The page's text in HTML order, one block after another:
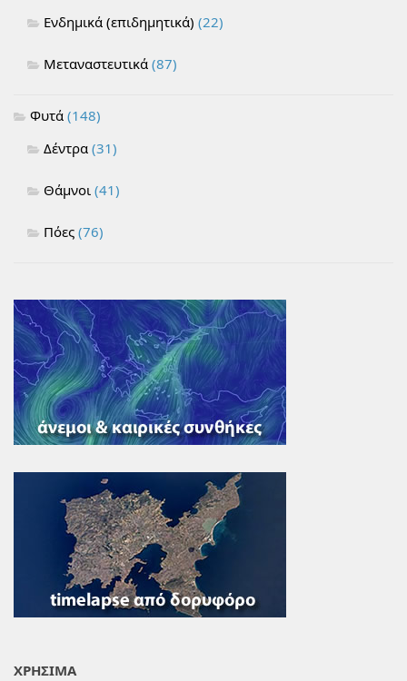
Ενδημικά (επιδημητικά) (22)
Μεταναστευτικά (87)
Φυτά (148)
Δέντρα (31)
Θάμνοι (41)
Πόες (76)
ΧΡΗΣΙΜΑ